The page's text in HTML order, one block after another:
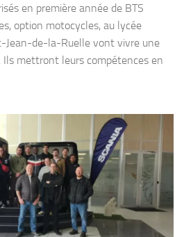
en première année de BTS
option motocycles, au lycée
Jean-de-la-Ruelle vont vivre une
Ils mettront leurs compétences en